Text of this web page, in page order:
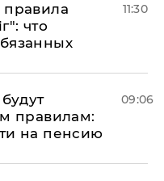
что
11:30
правилам:
на пенсию
09:06